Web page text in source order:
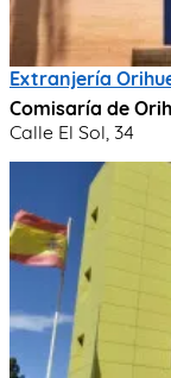
Extranjería
Comisaría de
Calle El Sol, 34